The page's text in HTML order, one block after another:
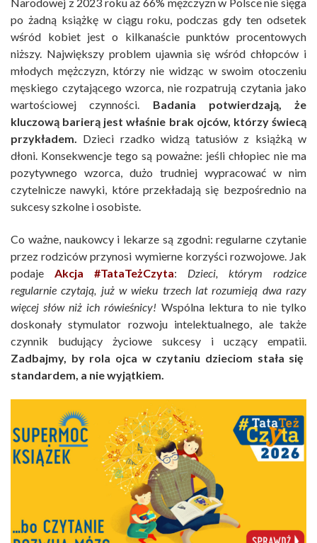
po żadną książkę w ciągu roku, podczas gdy ten odsetek
wśród kobiet jest o kilkanaście punktów procentowych
niższy. Największy problem ujawnia się wśród chłopców i
młodych mężczyzn, którzy nie widząc w swoim otoczeniu
męskiego czytającego wzorca, nie rozpatrują czytania jako
wartościowej czynności. Badania potwierdzają, że
kluczową barierą jest właśnie brak ojców, którzy świecą
przykładem.
Dzieci rzadko widzą tatusiów z książką w
dłoni. Konsekwencje tego są poważne: jeśli chłopiec nie ma
pozytywnego wzorca, dużo trudniej wypracować w nim
czytelnicze nawyki, które przekładają się bezpośrednio na
sukcesy szkolne i osobiste.
Co ważne, naukowcy i lekarze są zgodni: regularne czytanie
przez rodziców przynosi wymierne korzyści rozwojowe. Jak
podaje Akcja #TataTeżCzyta: Dzieci, którym rodzice
regularnie czytają, już w wieku trzech lat rozumieją dwa razy
więcej słów niż ich rówieśnicy! Wspólna lektura to nie tylko
doskonały stymulator rozwoju intelektualnego, ale także
czynnik budujący życiowe sukcesy i uczący empatii.
Zadbajmy, by rola ojca w czytaniu dzieciom stała się
standardem, a nie wyjątkiem.